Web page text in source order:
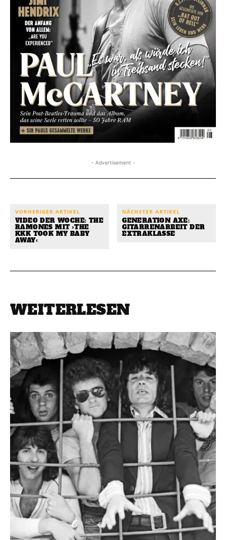
- Advertisement -
VORHERIGER ARTIKEL
VIDEO DER WOCHE: THE
RAMONES MIT ›THE
KKK TOOK MY BABY
AWAY‹
NÄCHSTER ARTIKEL
GENERATION AXE:
GITARRENARBEIT DER
EXTRAKLASSE
WEITERLESEN